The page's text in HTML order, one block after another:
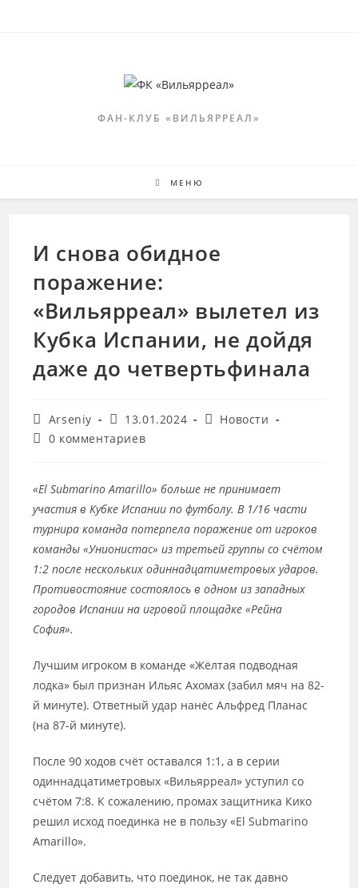
ФАН-КЛУБ «ВИЛЬЯРРЕАЛ»
МЕНЮ
И снова обидное
поражение:
«Вильярреал» вылетел из
Кубка Испании, не дойдя
даже до четвертьфинала
Автор
записи:
Arseniy
Запись
опубликована:
13.01.2024
Рубрика
Новости
Комментарии
0 комментариев
«El Submarino Amarillo» больше не принимает
участия в Кубке Испании по футболу. В 1/16 части
турнира команда потерпела поражение от игроков
команды «Унионистас» из третьей группы со счётом
1:2 после нескольких одиннадцатиметровых ударов.
Противостояние состоялось в одном из западных
городов Испании на игровой площадке «Рейна
София».
Лучшим игроком в команде «Жёлтая подводная
лодка» был признан Ильяс Ахомах (забил мяч на 82-
й минуте). Ответный удар нанёс Альфред Планас
(на 87-й минуте).
После 90 ходов счёт оставался 1:1, а в серии
одиннадцатиметровых «Вильярреал» уступил со
счётом 7:8. К сожалению, промах защитника Кико
решил исход поединка не в пользу «El Submarino
Amarillo».
Следует добавить, что поединок, не так давно